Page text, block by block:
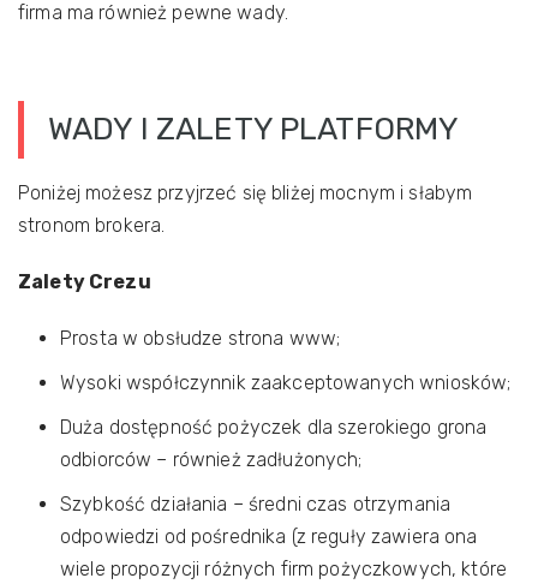
firma ma również pewne wady.
WADY I ZALETY PLATFORMY
Poniżej możesz przyjrzeć się bliżej mocnym i słabym
stronom brokera.
Zalety Crezu
Prosta w obsłudze strona www;
Wysoki współczynnik zaakceptowanych wniosków;
Duża dostępność pożyczek dla szerokiego grona
odbiorców – również zadłużonych;
Szybkość działania – średni czas otrzymania
odpowiedzi od pośrednika (z reguły zawiera ona
wiele propozycji różnych firm pożyczkowych, które